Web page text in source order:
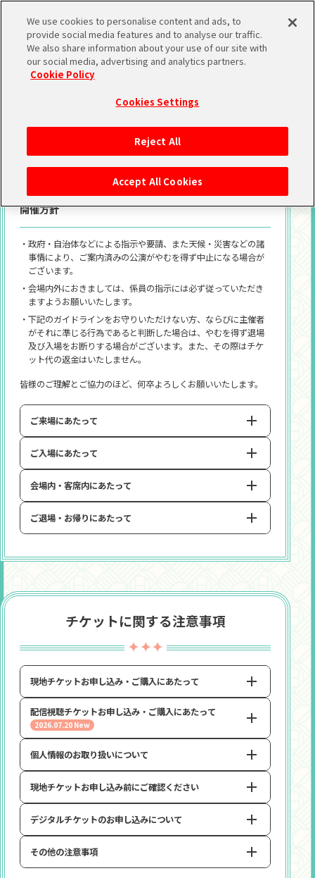
ATTENTION
方針について
読の上、ご来場いただけますようお願いいたします。
開催方針
・政府・自治体などによる指示や要請、また天候・災害などの諸
事情により、ご案内済みの公演がやむを得ず中止になる場合が
ございます。
・会場内外におきましては、係員の指示には必ず従っていただき
ますようお願いいたします。
・下記のガイドラインをお守りいただけない方、ならびに主催者
がそれに準じる行為であると判断した場合は、やむを得ず退場
及び入場をお断りする場合がございます。また、その際はチケ
ット代の返金はいたしません。
皆様のご理解とご協力のほど、何卒よろしくお願いいたします。
ご来場にあたって
・ご来場いただくお客様におかれましてはご体調にご留意
いただき、体調不良の場合はご来場をお控えください。
また、会場内で体調不良や一定以上の発熱が認められた
場合は、ご観覧を見合わせていただく場合がございま
・入待ち、出待ちは、禁止とさせていただきます。
ご入場にあたって
・ご入場時は、スマートフォン(タブレット)に表示されたデ
ジタルチケットを入場口の機械にかざしていただきま
す。座席券発券後は、係員より直接お渡しいたします。お
受け取り忘れのないようにご注意ください。
います。
なお荷物は会場内にお持ち込みいただけません。
お願いいたします。
ダーなど、撮影・録画・録音を主目的と主催が判断する
す。事前に宿泊ホテルや会場付近のロッカーなどへお預け
いただいた上で、ご来場ください。
会場内・客席内にあたって
・席からの不要なご移動や、通路、会場ロビーなどでの滞
留はお控えくださいますようお願いいたします。
客様同士の会話はお控えください。
場合がございます。ご自身のハンカチなどをご使用くだ
・通路・ロビーの休憩用いすについては、円滑な運営のた
め、会場によっては間引きあるいは離して設置されてい
る場合がございます。
・席でのスタンディング可否については「TICKET」をご確
認ください。
・公演の妨げになったり、他のお客様のご迷惑になったり
するような声出しはご遠慮ください。
・ペンライト及びサイリウムを振っての応援は可能です。
・タオルを振っての応援は可能です。ただし未使用ないし洗
濯後使用されていないもの、かつ二つ折りでの使用をお
・会場内へのうちわやボードの持ち込みは可能です。
その他、注意事項・禁止行為などの詳細については
こちら
を必ずご確認ください。
※公演会場独自のレギュレーションにより、会場内における規制内容が
上記と一部異なる場合がございます。
ご退場・お帰りにあたって
チケットに関する注意事項
現地チケットお申し込み・ご購入にあたって
現地チケットはデジタルチケットのみとなります。必ず、来
場されるご本人様がご購入ください。
配信視聴チケットお申し込み・ご購入にあたって
2026.07.20 New
・配信視聴チケットはASOBI STAGEにて販売いたします。
・購入・動画の視聴にはASOBI STOREへの会員登録が必要
となります。
・アーカイブ配信などの詳細については「STREAMING」を
ご確認ください。
配信視聴チケットお申し込み前にご確認ください
個人情報のお取り扱いについて
チケット申し込み時にご登録いただいた個人情報について
は、主催者側で責任を持って管理いたしますが、状況に応じ
て公的機関や会場などの第三者機関に提供される可能性が
ございます。また、チケットを複数枚ご購入のお客様は、同
現地チケットお申し込み前にご確認ください
現地チケットのご購入に際しては、以下の点を十分ご理解
の上お申し込みください。
・未就学児入場不可。
・ASOBI TICKETをご利用いただくにあたり、16歳未満のお
デジタルチケットのお申し込みについて
・必ず、ご来場されるご本人様がお申し込み・ご購入くださ
い。
その他の注意事項
We use cookies to personalise content and ads, to
provide social media features and to analyse our traffic.
We also share information about your use of our site with
our social media, advertising and analytics partners.
Cookie Policy
Cookies Settings
Reject All
Accept All Cookies